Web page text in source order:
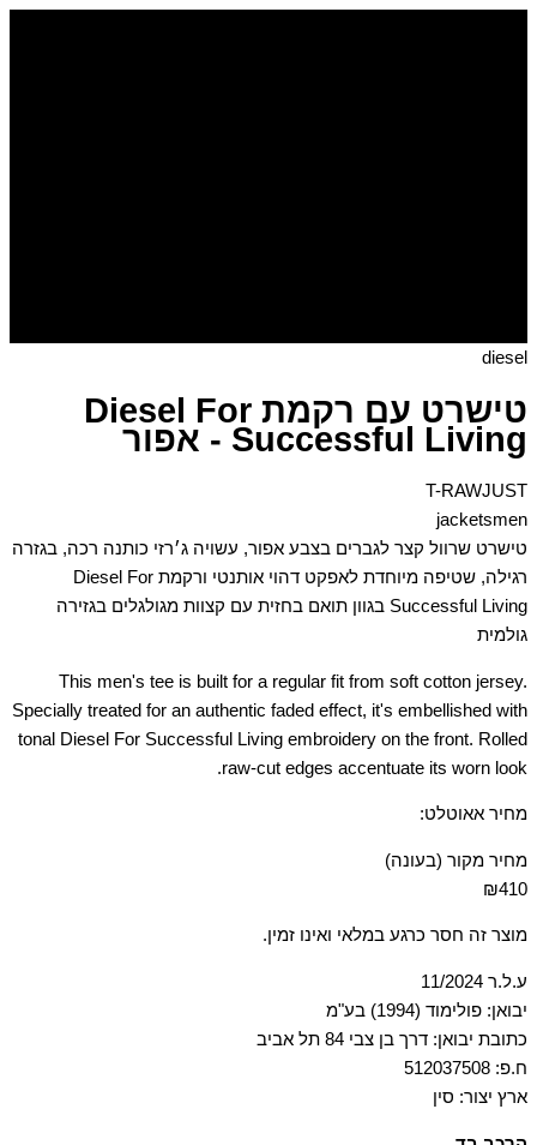
דילוג
diesel
טישרט עם רקמת Diesel For
Successful Living - אפור
T-RAWJUST
jacketsmen
טישרט שרוול קצר לגברים בצבע אפור, עשויה ג׳רזי כותנה רכה, בגזרה
רגילה, שטיפה מיוחדת לאפקט דהוי אותנטי ורקמת Diesel For
Successful Living בגוון תואם בחזית עם קצוות מגולגלים בגזירה
גולמית
This men's tee is built for a regular fit from soft cotton jersey.
Specially treated for an authentic faded effect, it's embellished with
tonal Diesel For Successful Living embroidery on the front. Rolled
raw-cut edges accentuate its worn look.
מחיר אאוטלט:
מחיר מקור (בעונה)
₪410
מוצר זה חסר כרגע במלאי ואינו זמין.
ע.ל.ר 11/2024
יבואן: פולימוד (1994) בע"מ
כתובת יבואן: דרך בן צבי 84 תל אביב
ח.פ: 512037508
ארץ יצור: סין